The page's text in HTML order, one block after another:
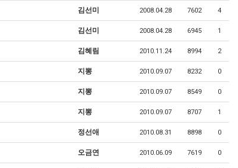
김선미 2008.04.28 7602 4
김선미 2008.04.28 6945 1
김혜림 2010.11.24 8994 2
지뽕 2010.09.07 8232 0
지뽕 2010.09.07 8549 0
지뽕 2010.09.07 8707 1
정선애 2010.08.31 8898 0
오금연 2010.06.09 7619 0